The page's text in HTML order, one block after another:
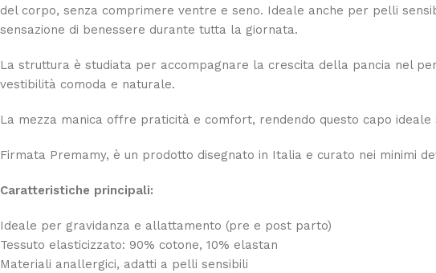
del corpo, senza comprimere ventre e seno. Ideale anche per pelli
sensazione di benessere durante tutta la giornata.
La struttura è studiata per accompagnare la crescita della pancia nel
vestibilità comoda e naturale.
La mezza manica offre praticità e comfort, rendendo questo capo ideale
Firmata Premamy, è un prodotto disegnato in Italia e curato nei minimi
Caratteristiche principali:
Ideale per gravidanza e allattamento (pre e post parto)
Tessuto elasticizzato: 90% cotone, 10% elastan
Materiali anallergici, adatti a pelli sensibili